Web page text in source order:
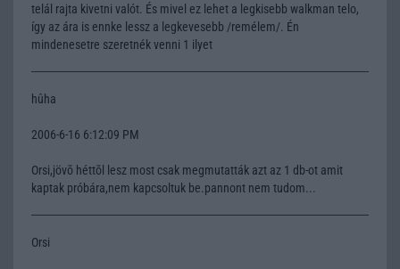
telál rajta kivetni valót. És mivel ez lehet a legkisebb walkman telo,
így az ára is ennke lessz a legkevesebb /remélem/. Én
mindenesetre szeretnék venni 1 ilyet
hûha
2006-6-16 6:12:09 PM
Orsi,jövõ héttõl lesz most csak megmutatták azt az 1 db-ot amit
kaptak próbára,nem kapcsoltuk be.pannont nem tudom...
Orsi